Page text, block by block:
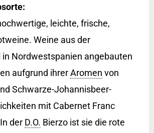
leichte, frische,
Weine aus der
Nordwestspanien angebauten
aufgrund ihrerAromen von
Schwarze-Johannisbeer-
mit Cabernet Franc
der D.O. Bierzo ist sie die rote